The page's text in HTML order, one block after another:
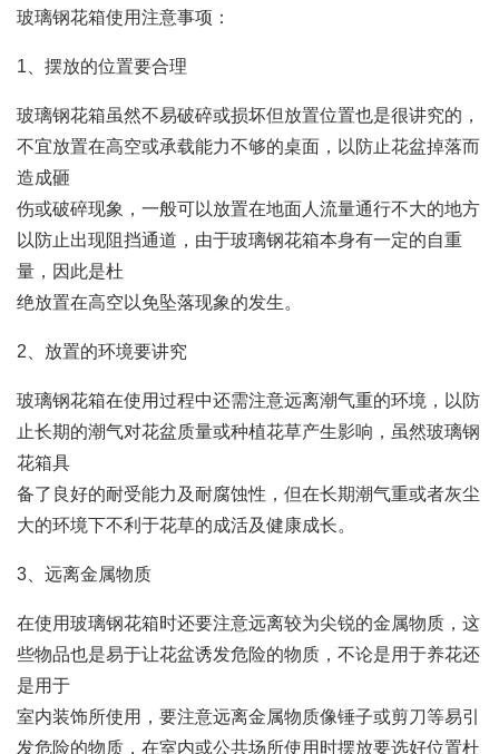
玻璃钢花箱使用注意事项：
1、摆放的位置要合理
玻璃钢花箱虽然不易破碎或损坏但放置位置也是很讲究的，
不宜放置在高空或承载能力不够的桌面，以防止花盆掉落而
造成砸
伤或破碎现象，一般可以放置在地面人流量通行不大的地方
以防止出现阻挡通道，由于玻璃钢花箱本身有一定的自重
量，因此是杜
绝放置在高空以免坠落现象的发生。
2、放置的环境要讲究
玻璃钢花箱在使用过程中还需注意远离潮气重的环境，以防
止长期的潮气对花盆质量或种植花草产生影响，虽然玻璃钢
花箱具
备了良好的耐受能力及耐腐蚀性，但在长期潮气重或者灰尘
大的环境下不利于花草的成活及健康成长。
3、远离金属物质
在使用玻璃钢花箱时还要注意远离较为尖锐的金属物质，这
些物品也是易于让花盆诱发危险的物质，不论是用于养花还
是用于
室内装饰所使用，要注意远离金属物质像锤子或剪刀等易引
发危险的物质，在室内或公共场所使用时摆放要选好位置杜